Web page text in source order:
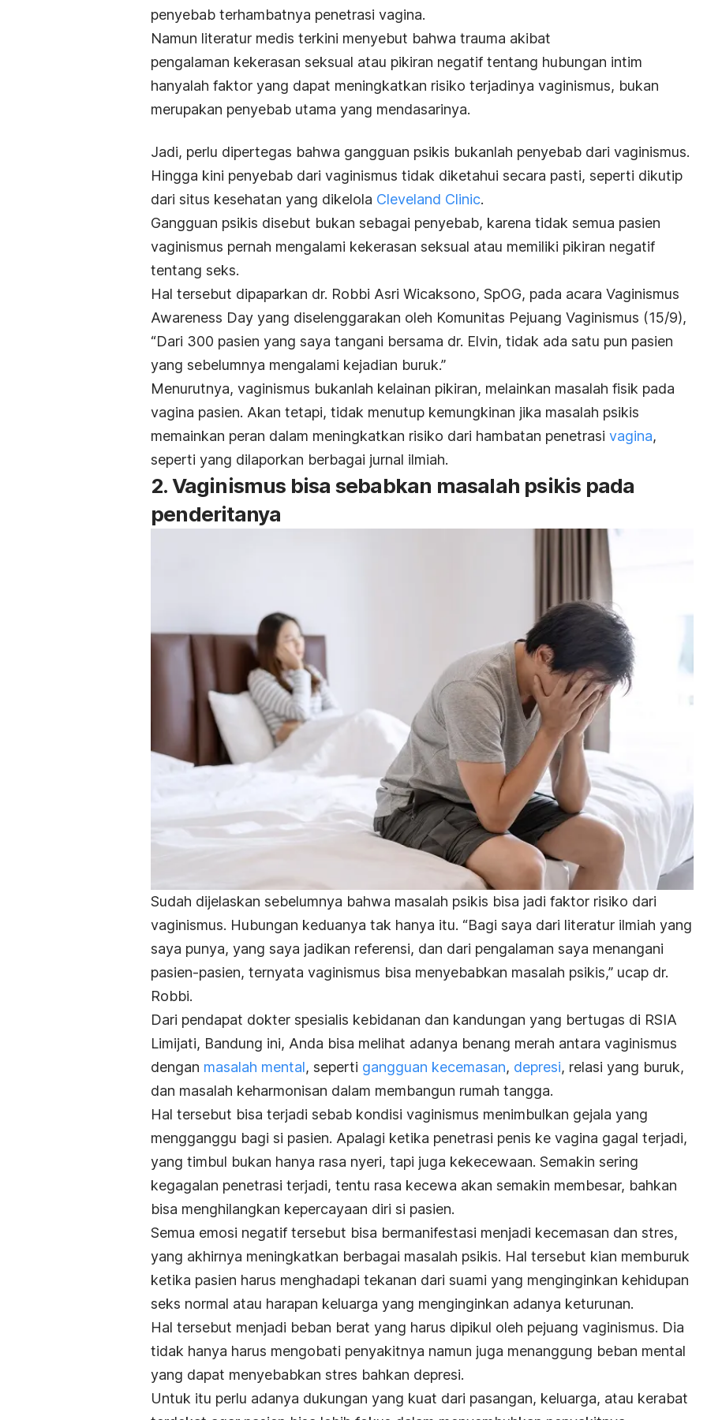
penyebab terhambatnya penetrasi vagina.
Namun literatur medis terkini menyebut bahwa trauma akibat
pengalaman kekerasan seksual atau pikiran negatif tentang hubungan intim
hanyalah faktor yang dapat meningkatkan risiko terjadinya vaginismus, bukan
merupakan penyebab utama yang mendasarinya.
Jadi, perlu dipertegas bahwa gangguan psikis bukanlah penyebab dari vaginismus.
Hingga kini penyebab dari vaginismus tidak diketahui secara pasti, seperti dikutip
dari situs kesehatan yang dikelola Cleveland Clinic.
Gangguan psikis disebut bukan sebagai penyebab, karena tidak semua pasien
vaginismus pernah mengalami kekerasan seksual atau memiliki pikiran negatif
tentang seks.
Hal tersebut dipaparkan dr. Robbi Asri Wicaksono, SpOG, pada acara Vaginismus
Awareness Day yang diselenggarakan oleh Komunitas Pejuang Vaginismus (15/9),
“Dari 300 pasien yang saya tangani bersama dr. Elvin, tidak ada satu pun pasien
yang sebelumnya mengalami kejadian buruk.”
Menurutnya, vaginismus bukanlah kelainan pikiran, melainkan masalah fisik pada
vagina pasien. Akan tetapi, tidak menutup kemungkinan jika masalah psikis
memainkan peran dalam meningkatkan risiko dari hambatan penetrasi vagina,
seperti yang dilaporkan berbagai jurnal ilmiah.
2. Vaginismus bisa sebabkan masalah psikis pada
penderitanya
Sudah dijelaskan sebelumnya bahwa masalah psikis bisa jadi faktor risiko dari
vaginismus. Hubungan keduanya tak hanya itu. “Bagi saya dari literatur ilmiah yang
saya punya, yang saya jadikan referensi, dan dari pengalaman saya menangani
pasien-pasien, ternyata vaginismus bisa menyebabkan masalah psikis,” ucap dr.
Robbi.
Dari pendapat dokter spesialis kebidanan dan kandungan yang bertugas di RSIA
Limijati, Bandung ini, Anda bisa melihat adanya benang merah antara vaginismus
dengan masalah mental, seperti gangguan kecemasan, depresi, relasi yang buruk,
dan masalah keharmonisan dalam membangun rumah tangga.
Hal tersebut bisa terjadi sebab kondisi vaginismus menimbulkan gejala yang
mengganggu bagi si pasien. Apalagi ketika penetrasi penis ke vagina gagal terjadi,
yang timbul bukan hanya rasa nyeri, tapi juga kekecewaan. Semakin sering
kegagalan penetrasi terjadi, tentu rasa kecewa akan semakin membesar, bahkan
bisa menghilangkan kepercayaan diri si pasien.
Semua emosi negatif tersebut bisa bermanifestasi menjadi kecemasan dan stres,
yang akhirnya meningkatkan berbagai masalah psikis. Hal tersebut kian memburuk
ketika pasien harus menghadapi tekanan dari suami yang menginginkan kehidupan
seks normal atau harapan keluarga yang menginginkan adanya keturunan.
Hal tersebut menjadi beban berat yang harus dipikul oleh pejuang vaginismus. Dia
tidak hanya harus mengobati penyakitnya namun juga menanggung beban mental
yang dapat menyebabkan stres bahkan depresi.
Untuk itu perlu adanya dukungan yang kuat dari pasangan, keluarga, atau kerabat